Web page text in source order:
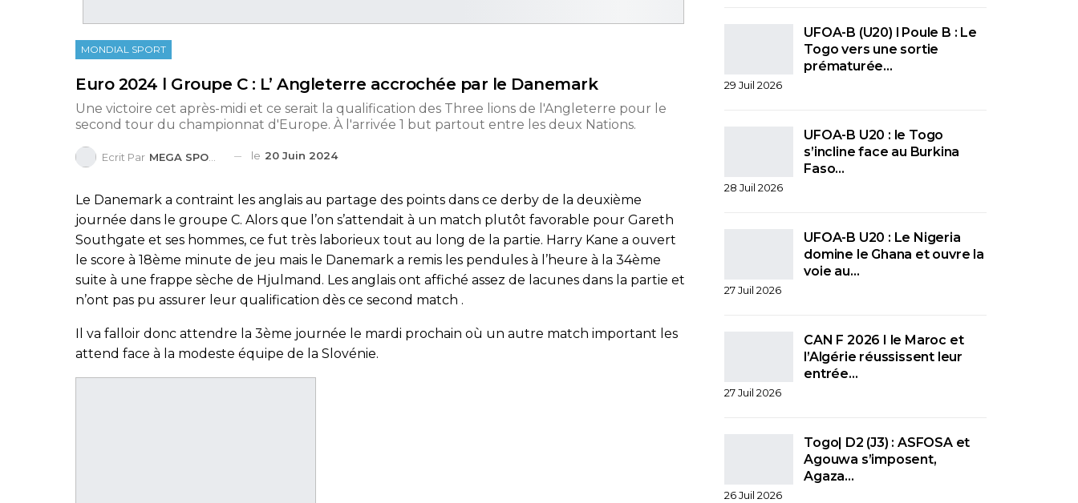
MONDIAL SPORT
Euro 2024 l Groupe C : L’ Angleterre accrochée par le Danemark
Une victoire cet après-midi et ce serait la qualification des Three lions de l'Angleterre pour le
second tour du championnat d'Europe. À l'arrivée 1 but partout entre les deux Nations.
Ecrit Par MEGA SPORTS le 20 Juin 2024
Le Danemark a contraint les anglais au partage des points dans ce derby de la deuxième
journée dans le groupe C. Alors que l’on s’attendait à un match plutôt favorable pour Gareth
Southgate et ses hommes, ce fut très laborieux tout au long de la partie. Harry Kane a ouvert
le score à 18ème minute de jeu mais le Danemark a remis les pendules à l’heure à la 34ème
suite à une frappe sèche de Hjulmand. Les anglais ont affiché assez de lacunes dans la partie et
n’ont pas pu assurer leur qualification dès ce second match .
Il va falloir donc attendre la 3ème journée le mardi prochain où un autre match important les
attend face à la modeste équipe de la Slovénie.
UFOA-B (U20) l Poule B : Le
Togo vers une sortie
prématurée…
29 Juil 2026
UFOA-B U20 : le Togo
s’incline face au Burkina
Faso…
28 Juil 2026
UFOA-B U20 : Le Nigeria
domine le Ghana et ouvre la
voie au…
27 Juil 2026
CAN F 2026 I le Maroc et
l’Algérie réussissent leur
entrée…
27 Juil 2026
Togo| D2 (J3) : ASFOSA et
Agouwa s’imposent,
Agaza…
26 Juil 2026